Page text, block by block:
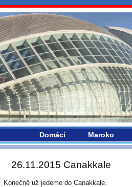
Domácí Maroko
26.11.2015 Canakkale
Konečně už jedeme do Canakkale.